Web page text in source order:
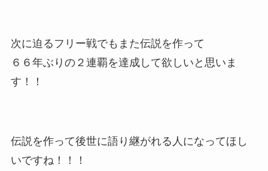
次に迫るフリー戦でもまた伝説を作って
６６年ぶりの２連覇を達成して欲しいと思いま
す！！
伝説を作って後世に語り継がれる人になってほし
いですね！！！